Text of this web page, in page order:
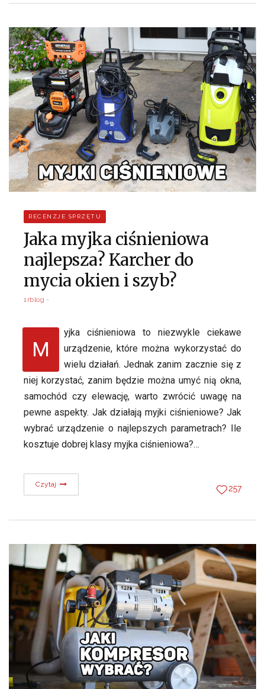
RECENZJE SPRZĘTU
Jaka myjka ciśnieniowa
najlepsza? Karcher do
mycia okien i szyb?
1rblog
M
yjka ciśnieniowa to niezwykle ciekawe
urządzenie, które można wykorzystać do
wielu działań. Jednak zanim zacznie się z
niej korzystać, zanim będzie można umyć nią okna,
samochód czy elewację, warto zwrócić uwagę na
pewne aspekty. Jak działają myjki ciśnieniowe? Jak
wybrać urządzenie o najlepszych parametrach? Ile
kosztuje dobrej klasy myjka ciśnieniowa?…
Czytaj 257